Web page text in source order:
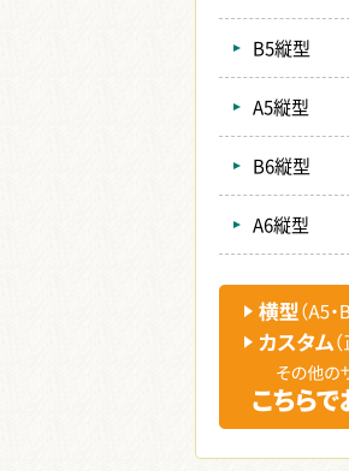
B5縦型
A5縦型
B6縦型
A6縦型